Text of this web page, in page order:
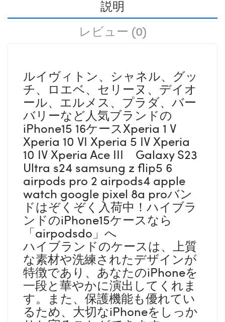
説明
レビュー (0)
ルイヴィトン、シャネル、グッ
チ、ロエベ、セリーヌ、デイオ
ール、エルメス、プラダ、バー
バリーなど人気ブランドの
iPhone15 16ケースXperia 1 V
Xperia 10 VI Xperia 5 IV Xperia
10 IV Xperia Ace III Galaxy S23
Ultra s24 samsung z flip5 6
airpods pro 2 airpods4 apple
watch google pixel 8a proバン
ドはぞくぞく入荷中！ハイブラ
ンドのiPhone15ケースなら
「airpodsdo」へ
ハイブランドのケースは、上質
な素材や洗練されたデザインが
特徴であり、あなたのiPhoneを
一段と華やかに演出してくれま
す。また、保護機能も優れてい
るため、大切なiPhoneをしっか